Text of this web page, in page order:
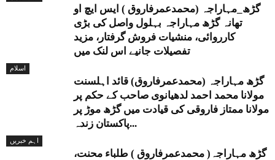
گڑھ_مہاراجہ (محمدعمرفاروق ) ایس ایچ او
تھانہ گڑھ مہاراجہ بہلول واصل کی بڑی
کارروائی، منشیات فروش گرفتار، مزید
تفصیلات جانیے اس لنک میں
اسلام
گڑھ مہاراجہ (محمدعمرفاروق) قائد اہلسنت
مولانا محمد احمد لدھیانوی صاحب کے حکم پر
مولانا ممتاز فاروقی کی قیادت میں گڑھ موڑ پر
پاکستان زندہ...
اہم خبریں
گڑھ مہاراجہ( محمدعمرفاروق ) طلباء محنت،